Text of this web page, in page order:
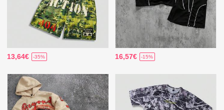
13,64€ -35% 16,57€ -15%